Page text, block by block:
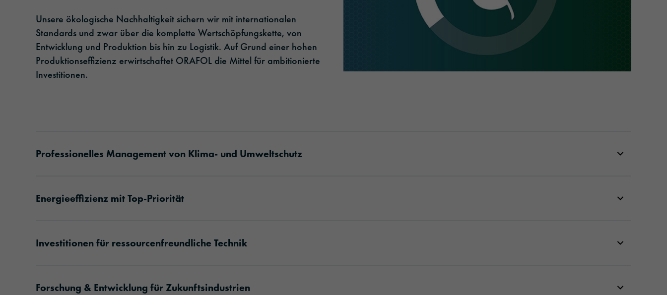
Unsere ökologische Nachhaltigkeit sichern wir mit internationalen
Standards und zwar über die komplette Wertschöpfungskette, von
Entwicklung und Produktion bis hin zu Logistik. Auf Grund einer hohen
Produktionseffizienz erwirtschaftet ORAFOL die Mittel für ambitionierte
Investitionen.
Professionelles Management von Klima- und Umweltschutz
Energieeffizienz mit Top-Priorität
Investitionen für ressourcenfreundliche Technik
Forschung & Entwicklung für Zukunftsindustrien